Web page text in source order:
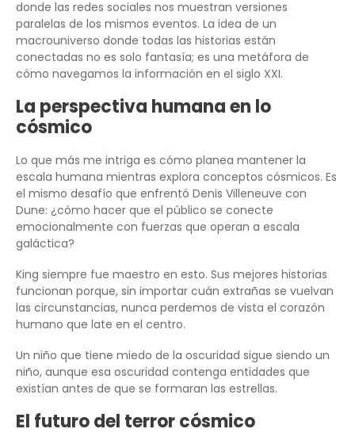
donde las redes sociales nos muestran versiones
paralelas de los mismos eventos. La idea de un
macrouniverso donde todas las historias están
conectadas no es solo fantasía; es una metáfora de
cómo navegamos la información en el siglo XXI.
La perspectiva humana en lo
cósmico
Lo que más me intriga es cómo planea mantener la
escala humana mientras explora conceptos cósmicos. Es
el mismo desafío que enfrentó Denis Villeneuve con
Dune: ¿cómo hacer que el público se conecte
emocionalmente con fuerzas que operan a escala
galáctica?
King siempre fue maestro en esto. Sus mejores historias
funcionan porque, sin importar cuán extrañas se vuelvan
las circunstancias, nunca perdemos de vista el corazón
humano que late en el centro.
Un niño que tiene miedo de la oscuridad sigue siendo un
niño, aunque esa oscuridad contenga entidades que
existían antes de que se formaran las estrellas.
El futuro del terror cósmico